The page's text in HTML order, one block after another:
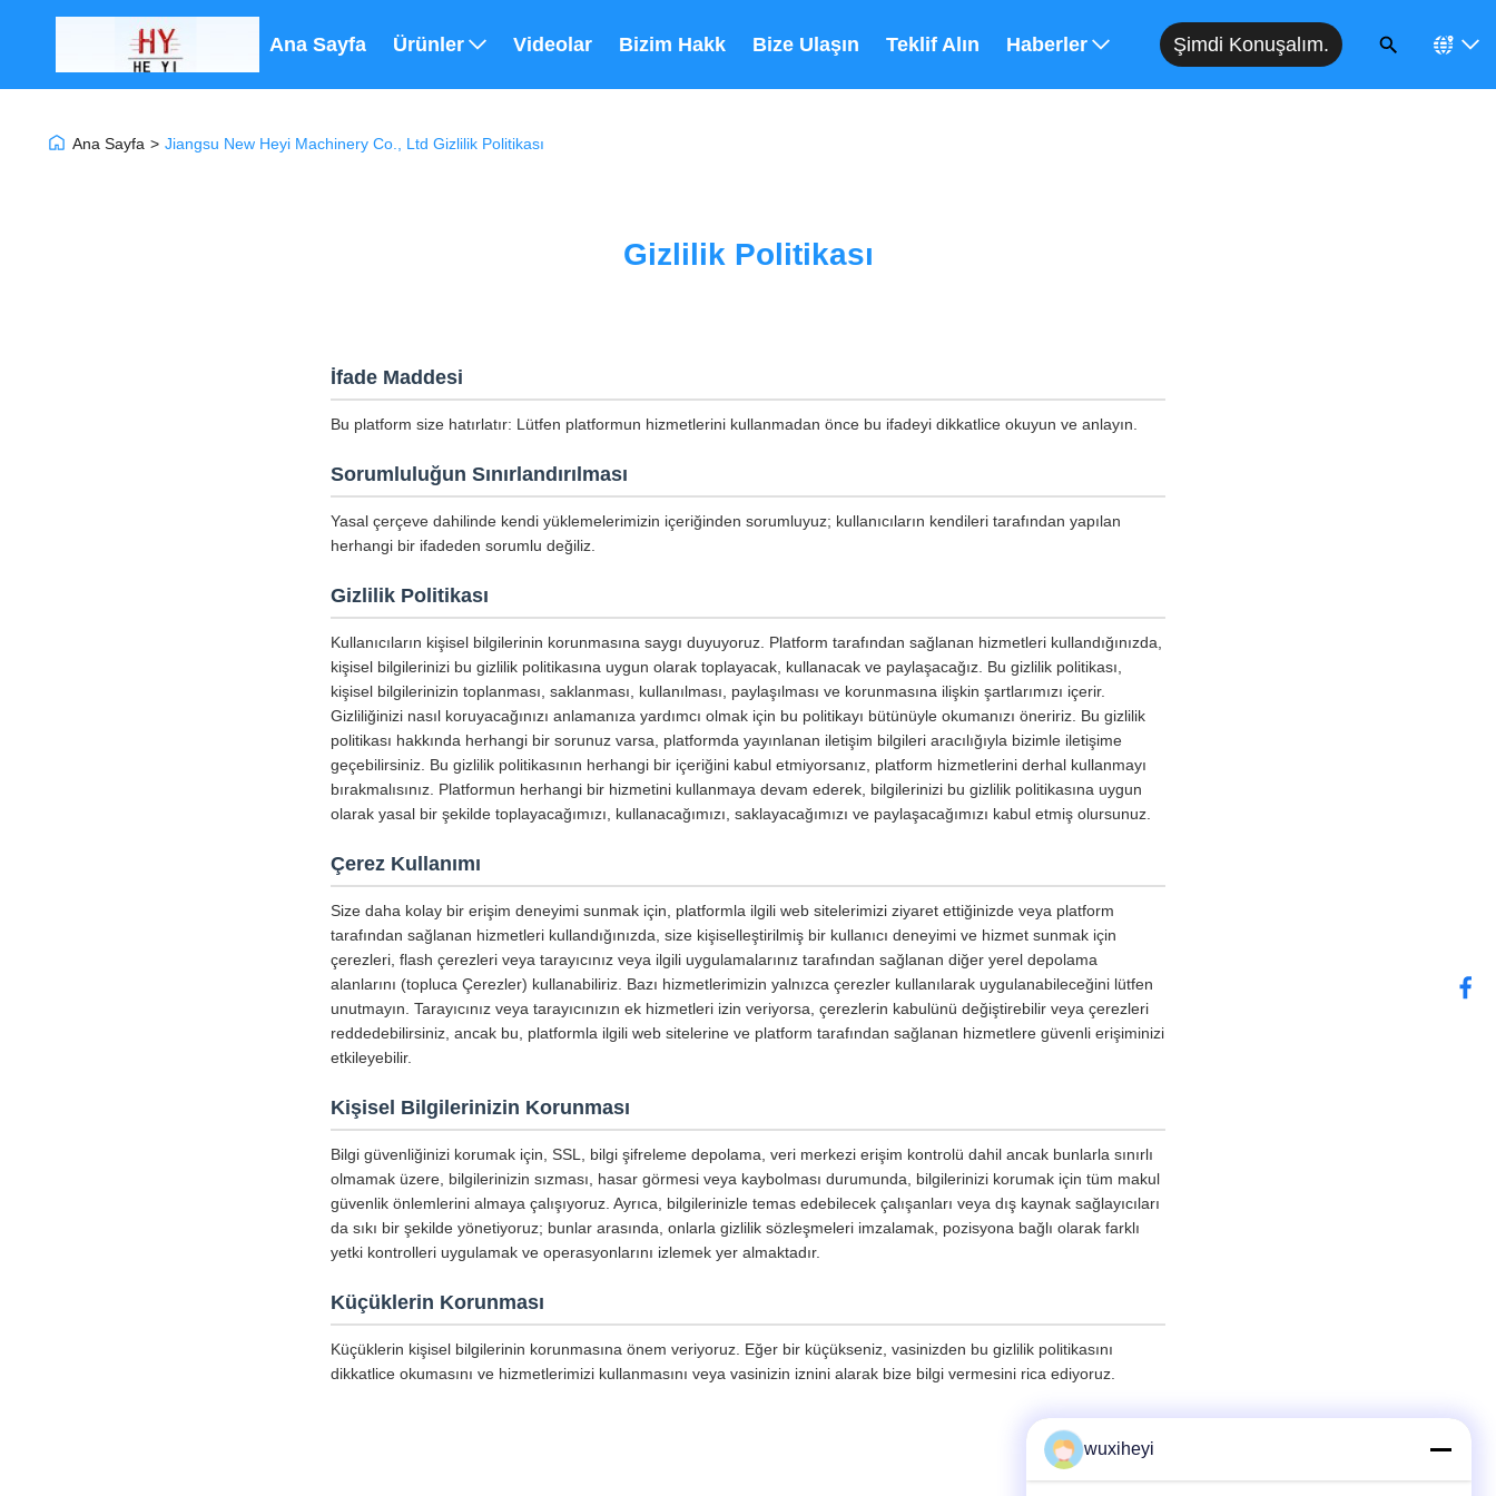
Ana Sayfa Ürünler Videolar Bizim HakkımızdaBize Ulaşın Teklif Alın Haberler Şimdi Konuşalım.
Ana Sayfa > Jiangsu New Heyi Machinery Co., Ltd Gizlilik Politikası
Gizlilik Politikası
İfade Maddesi
Bu platform size hatırlatır: Lütfen platformun hizmetlerini kullanmadan önce bu ifadeyi dikkatlice okuyun ve anlayın.
Sorumluluğun Sınırlandırılması
Yasal çerçeve dahilinde kendi yüklemelerimizin içeriğinden sorumluyuz; kullanıcıların kendileri tarafından yapılan
herhangi bir ifadeden sorumlu değiliz.
Gizlilik Politikası
Kullanıcıların kişisel bilgilerinin korunmasına saygı duyuyoruz. Platform tarafından sağlanan hizmetleri kullandığınızda,
kişisel bilgilerinizi bu gizlilik politikasına uygun olarak toplayacak, kullanacak ve paylaşacağız. Bu gizlilik politikası,
kişisel bilgilerinizin toplanması, saklanması, kullanılması, paylaşılması ve korunmasına ilişkin şartlarımızı içerir.
Gizliliğinizi nasıl koruyacağınızı anlamanıza yardımcı olmak için bu politikayı bütünüyle okumanızı öneririz. Bu gizlilik
politikası hakkında herhangi bir sorunuz varsa, platformda yayınlanan iletişim bilgileri aracılığıyla bizimle iletişime
geçebilirsiniz. Bu gizlilik politikasının herhangi bir içeriğini kabul etmiyorsanız, platform hizmetlerini derhal kullanmayı
bırakmalısınız. Platformun herhangi bir hizmetini kullanmaya devam ederek, bilgilerinizi bu gizlilik politikasına uygun
olarak yasal bir şekilde toplayacağımızı, kullanacağımızı, saklayacağımızı ve paylaşacağımızı kabul etmiş olursunuz.
Çerez Kullanımı
Size daha kolay bir erişim deneyimi sunmak için, platformla ilgili web sitelerimizi ziyaret ettiğinizde veya platform
tarafından sağlanan hizmetleri kullandığınızda, size kişiselleştirilmiş bir kullanıcı deneyimi ve hizmet sunmak için
çerezleri, flash çerezleri veya tarayıcınız veya ilgili uygulamalarınız tarafından sağlanan diğer yerel depolama
alanlarını (topluca Çerezler) kullanabiliriz. Bazı hizmetlerimizin yalnızca çerezler kullanılarak uygulanabileceğini lütfen
unutmayın. Tarayıcınız veya tarayıcınızın ek hizmetleri izin veriyorsa, çerezlerin kabulünü değiştirebilir veya çerezleri
reddedebilirsiniz, ancak bu, platformla ilgili web sitelerine ve platform tarafından sağlanan hizmetlere güvenli erişiminizi
etkileyebilir.
Kişisel Bilgilerinizin Korunması
Bilgi güvenliğinizi korumak için, SSL, bilgi şifreleme depolama, veri merkezi erişim kontrolü dahil ancak bunlarla sınırlı
olmamak üzere, bilgilerinizin sızması, hasar görmesi veya kaybolması durumunda, bilgilerinizi korumak için tüm makul
güvenlik önlemlerini almaya çalışıyoruz. Ayrıca, bilgilerinizle temas edebilecek çalışanları veya dış kaynak sağlayıcıları
da sıkı bir şekilde yönetiyoruz; bunlar arasında, onlarla gizlilik sözleşmeleri imzalamak, pozisyona bağlı olarak farklı
yetki kontrolleri uygulamak ve operasyonlarını izlemek yer almaktadır.
Küçüklerin Korunması
Küçüklerin kişisel bilgilerinin korunmasına önem veriyoruz. Eğer bir küçükseniz, vasinizden bu gizlilik politikasını
dikkatlice okumasını ve hizmetlerimizi kullanmasını veya vasinizin iznini alarak bize bilgi vermesini rica ediyoruz.
wuxiheyi